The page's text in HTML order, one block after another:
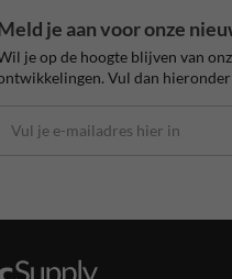
je aan voor onze
je op de hoogte blijven van
Vul dan